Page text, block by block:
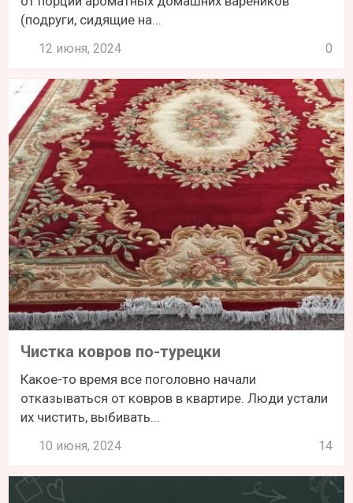
(подруги, сидящие на...
12 июня, 2024 0
Чистка ковров по-турецки
Какое-то время все поголовно начали
отказываться от ковров в квартире. Люди устали
их чистить, выбивать...
10 июня, 2024 14